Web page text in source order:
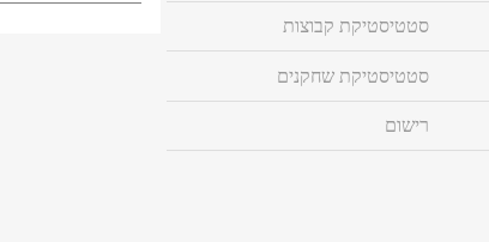
סטטיסטיקת קבוצות
סטטיסטיקת שחקנים
רישום